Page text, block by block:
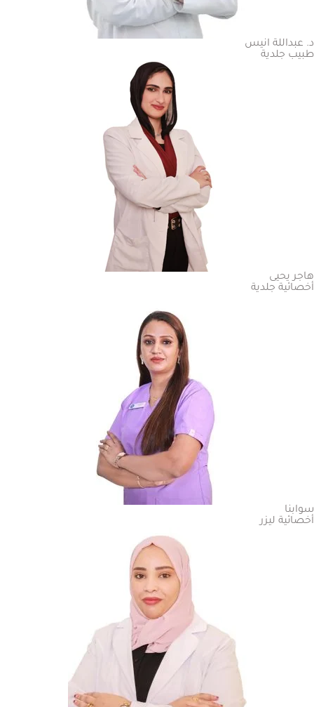
د. عبداللة انيس
طبيب جلدية
هاجر يحيى
أخصائية جلدية
سوابنا
أخصائية ليزر